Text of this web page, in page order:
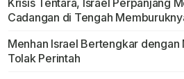
Krisis Tentara, Israel Perpanjang
Cadangan di Tengah
Menhan Israel Bertengkar
Tolak Perintah